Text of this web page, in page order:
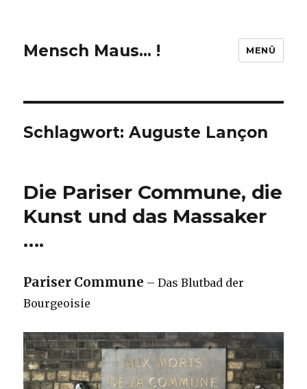
Mensch Maus… ! MENÜ
Schlagwort:Auguste Lançon
Die Pariser Commune, die
Kunst und das Massaker
….
Pariser Commune – Das Blutbad der
Bourgeoisie